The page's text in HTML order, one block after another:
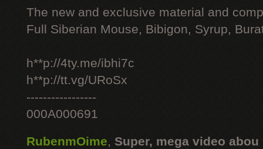
The new and exclusive material and
Full Siberian Mouse, Bibigon, Syrup,
h**p://4ty.me/ibhi7c
h**p://tt.vg/URoSx
-----------------
000A000691
RubenmOime, Super, mega video abou